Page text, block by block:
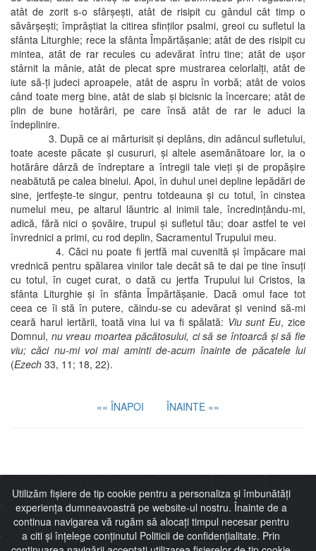
atât de zorit s-o sfârşeşti, atât de risipit cu gândul cât timp o
săvârşeşti; împrăştiat la citirea sfinţilor psalmi, greoi cu sufletul la
sfânta Liturghie; rece la sfânta Împărtăşanie; atât de des risipit cu
mintea, atât de rar recules cu adevărat întru tine; atât de uşor
stârnit la mânie, atât de plecat spre mustrarea celorlalţi, atât de
iute să-ţi judeci aproapele, atât de aspru în vorbă; atât de voios
când toate merg bine, atât de slab şi bicisnic la încercare; atât de
plin de bune hotărâri, pe care însă atât de rar le aduci la
îndeplinire.
3. După ce ai mărturisit şi deplâns, din adâncul sufletului,
toate aceste păcate şi cusururi, şi altele asemănătoare lor, ia o
hotărâre dârză de îndreptare a întregii tale vieţi şi de propăşire
neabătută pe calea binelui. Apoi, în duhul unei depline lepădări de
sine, jertfeşte-te singur, pentru totdeauna şi cu totul, în cinstea
numelui meu, pe altarul lăuntric al inimii tale, încredinţându-mi,
adică, fără nici o şovăire, trupul şi sufletul tău; doar astfel te vei
învrednici a primi, cu rod deplin, Sacramentul Trupului meu.
4. Căci nu poate fi jertfă mai cuvenită şi împăcare mai
vrednică pentru spălarea vinilor tale decât să te dai pe tine însuţi
cu totul, în cuget curat, o dată cu jertfa Trupului lui Cristos, la
sfânta Liturghie şi în sfânta Împărtăşanie. Dacă omul face tot
ceea ce îi stă în putere, căindu-se cu adevărat şi venind să-mi
ceară harul iertării, toată vina lui va fi spălată: Viu sunt Eu, zice
Domnul, nu vreau moartea păcătosului, ci să se întoarcă şi să fie
viu; căci nu-mi voi mai aminti de-acum înainte de păcatele lui
(Ezech 33, 11; 18, 22).
«« ÎNAPOI ÎNAINTE »»
Utilizăm fișiere de tip cookie pentru a personaliza și îmbunătăți
experiența dumneavoastră pe website-ul nostru. Înainte de a
continua navigarea vă rugăm să alocați timpul necesar pentru
a citi și înțelege conținutul Politicii de confidențialitate. Prin